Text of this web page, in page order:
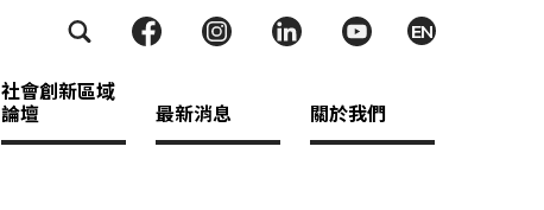
EN
社會創新區域
論壇
最新消息 關於我們